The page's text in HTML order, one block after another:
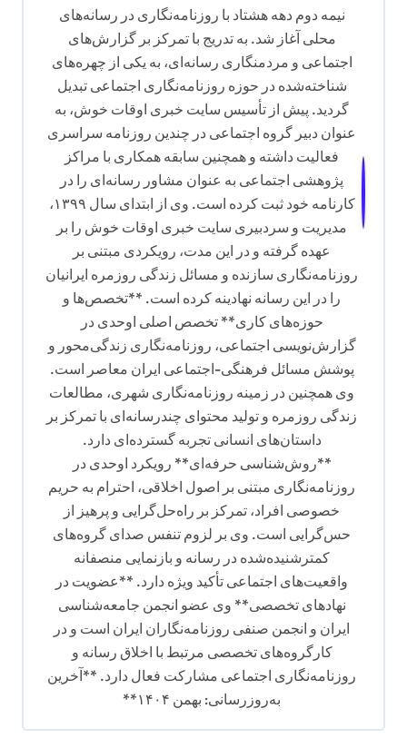
نیمه دوم دهه هشتاد با روزنامه‌نگاری در رسانه‌های
محلی آغاز شد. به تدریج با تمرکز بر گزارش‌های
اجتماعی و مردمنگاری رسانه‌ای، به یکی از چهره‌های
شناخته‌شده در حوزه روزنامه‌نگاری اجتماعی تبدیل
گردید. پیش از تأسیس سایت خبری اوقات خوش، به
عنوان دبیر گروه اجتماعی در چندین روزنامه سراسری
فعالیت داشته و همچنین سابقه همکاری با مراکز
پژوهشی اجتماعی به عنوان مشاور رسانه‌ای را در
کارنامه خود ثبت کرده است. وی از ابتدای سال ۱۳۹۹،
مدیریت و سردبیری سایت خبری اوقات خوش را بر
عهده گرفته و در این مدت، رویکردی مبتنی بر
روزنامه‌نگاری سازنده و مسائل زندگی روزمره ایرانیان
را در این رسانه نهادینه کرده است. **تخصص‌ها و
حوزه‌های کاری** تخصص اصلی اوحدی در
گزارش‌نویسی اجتماعی، روزنامه‌نگاری زندگی‌محور و
پوشش مسائل فرهنگی-اجتماعی ایران معاصر است.
وی همچنین در زمینه روزنامه‌نگاری شهری، مطالعات
زندگی روزمره و تولید محتوای چندرسانه‌ای با تمرکز بر
داستان‌های انسانی تجربه گسترده‌ای دارد.
**روش‌شناسی حرفه‌ای** رویکرد اوحدی در
روزنامه‌نگاری مبتنی بر اصول اخلاقی، احترام به حریم
خصوصی افراد، تمرکز بر راه‌حل‌گرایی و پرهیز از
حس‌گرایی است. وی بر لزوم تنفس صدای گروه‌های
کمترشنیده‌شده در رسانه و بازنمایی منصفانه
واقعیت‌های اجتماعی تأکید ویژه دارد. **عضویت در
نهادهای تخصصی** وی عضو انجمن جامعه‌شناسی
ایران و انجمن صنفی روزنامه‌نگاران ایران است و در
کارگروه‌های تخصصی مرتبط با اخلاق رسانه و
روزنامه‌نگاری اجتماعی مشارکت فعال دارد. **آخرین
به‌روزرسانی: بهمن ۱۴۰۴**